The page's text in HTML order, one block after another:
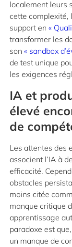
localement leurs
cette complexité,
support en «
transformer les
son « sandbox
de test unique
les exigences
IA et
élevé
de
Les attentes des
associent l’IA à
efficacité.
obstacles
moins citée
manque critique
apprentissage
paradoxe est
un manque de